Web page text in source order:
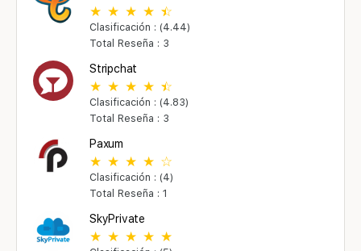
Clasificación : (4.44)
Total Reseña : 3
Stripchat
Clasificación : (4.83)
Total Reseña : 3
Paxum
Clasificación : (4)
Total Reseña : 1
SkyPrivate